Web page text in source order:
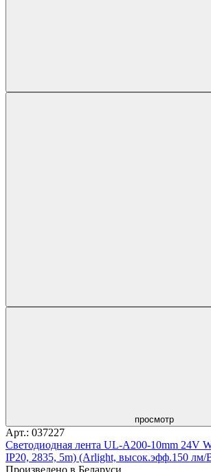
просмотр
Арт.: 037227
Светодиодная лента UL-A200-10mm 24V
IP20, 2835, 5m) (Arlight, высок.эфф.150 лм/
Произведено в Беларуси